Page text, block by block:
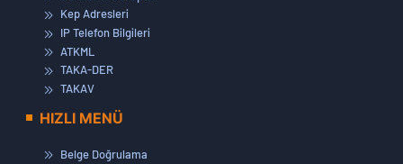
Kep Adresleri
IP Telefon Bilgileri
ATKML
TAKA-DER
TAKAV
HIZLI MENÜ
Belge Doğrulama